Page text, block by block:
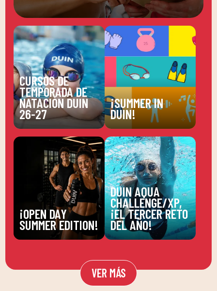
CURSOS DE
TEMPORADA DE
NATACIÓN DUIN
26-27
¡SUMMER IN
DUIN!
¡OPEN DAY
SUMMER EDITION!
DUIN AQUA
CHALLENGE/XP,
¡EL TERCER RETO
DEL AÑO!
VER MÁS